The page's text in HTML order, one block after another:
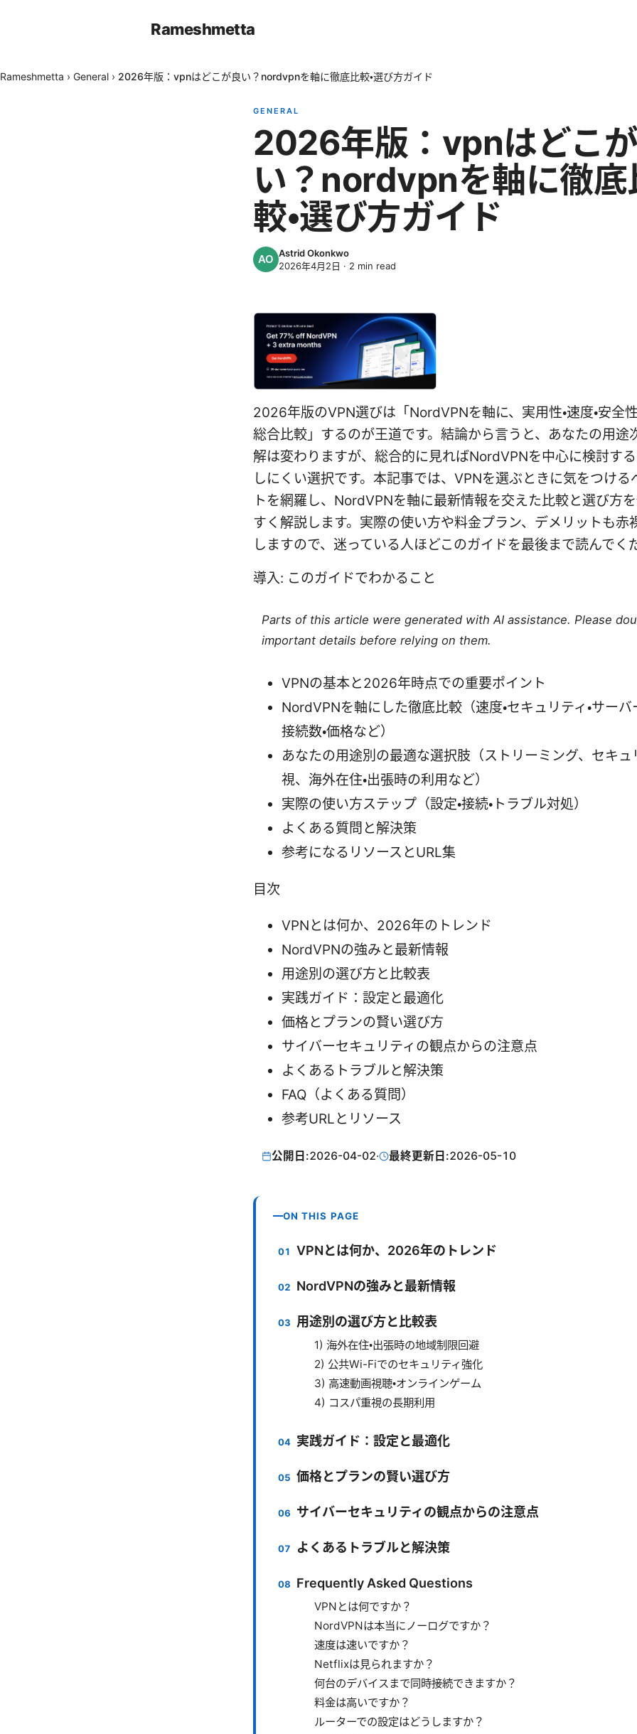
Rameshmetta
Rameshmetta › General › 2026年版：vpnはどこが良い？nordvpnを軸に徹底比較・選び方ガイド
GENERAL
2026年版：vpnはどこ
い？nordvpnを軸に徹底
較・選び方ガイド
Astrid Okonkwo
2026年4月2日 · 2 min read
2026年版のVPN選びは「NordVPNを軸に、実用性・速度・安全性
総合比較」するのが王道です。結論から言うと、あなたの用途
解は変わりますが、総合的に見ればNordVPNを中心に検討す
しにくい選択です。本記事では、VPNを選ぶときに気をつける
トを網羅し、NordVPNを軸に最新情報を交えた比較と選び方
すく解説します。実際の使い方や料金プラン、デメリットも赤
しますので、迷っている人ほどこのガイドを最後まで読んでく
導入: このガイドでわかること
Parts of this article were generated with AI assistance. Please
important details before relying on them.
VPNの基本と2026年時点での重要ポイント
NordVPNを軸にした徹底比較（速度・セキュリティ・サーバ
接続数・価格など）
あなたの用途別の最適な選択肢（ストリーミング、セキュ
視、海外在住・出張時の利用など）
実際の使い方ステップ（設定・接続・トラブル対処）
よくある質問と解決策
参考になるリソースとURL集
目次
VPNとは何か、2026年のトレンド
NordVPNの強みと最新情報
用途別の選び方と比較表
実践ガイド：設定と最適化
価格とプランの賢い選び方
サイバーセキュリティの観点からの注意点
よくあるトラブルと解決策
FAQ（よくある質問）
参考URLとリソース
公開日:2026-04-02· 最終更新日:2026-05-10
ON THIS PAGE
VPNとは何か、2026年のトレンド
NordVPNの強みと最新情報
用途別の選び方と比較表
1) 海外在住・出張時の地域制限回避
2) 公共Wi-Fiでのセキュリティ強化
3) 高速動画視聴・オンラインゲーム
4) コスパ重視の長期利用
実践ガイド：設定と最適化
価格とプランの賢い選び方
サイバーセキュリティの観点からの注意点
よくあるトラブルと解決策
Frequently Asked Questions
VPNとは何ですか？
NordVPNは本当にノーログですか？
速度は速いですか？
Netflixは見られますか？
何台のデバイスまで同時接続できますか？
料金は高いですか？
ルーターでの設定はどうしますか？